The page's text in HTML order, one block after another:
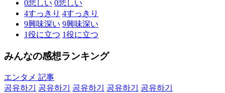
0悲しい 0悲しい
4すっきり 4すっきり
9興味深い 9興味深い
1役に立つ 1役に立つ
みんなの感想ランキング
エンタメ 記事
공유하기
공유하기 공유하기 공유하기
공유하기